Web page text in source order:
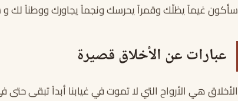
سأكون غيماً يظلّك وقمراً يحرسك ونجماً يجاورك ووطناً
عبارات عن الأخلاق قصيرة
الأخلاق هي الأرواح التي لا تموت في غيابنا أبداً تبقى حتى